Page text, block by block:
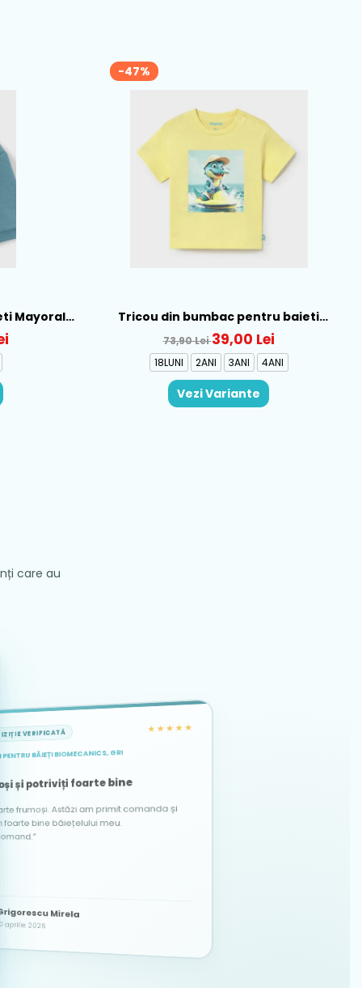
Mayoral,
-47%
Tricou din bumbac pentru baieti
Mayoral, Galben - 1015-22
73,90 Lei39,00 Lei
18LUNI 2ANI 3ANI 4ANI
Vezi Variante
care au
VERIFICATĂ ★★★★★
PENTRU BĂIEȚI BIOMECANICS, GRI
și potriviți foarte bine
frumoși. Astăzi am primit comanda și
bine băiețelului meu.
Grigorescu Mirela
10 aprilie 2026